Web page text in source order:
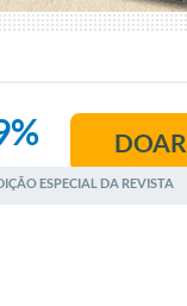
DOAR
ESPECIAL DA REVISTA